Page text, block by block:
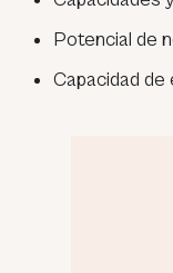
Potencial de
Capacidad de